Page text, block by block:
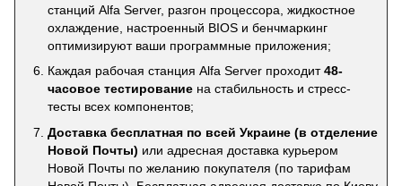
станций Alfa Server, разгон процессора, жидкостное
охлаждение, настроенный BIOS и бенчмаркинг
оптимизируют ваши программные приложения;
Каждая рабочая станция Alfa Server проходит48-
часовое тестирование на стабильность и стресс-
тесты всех компонентов;
Доставка бесплатная по всей Украине (в отделение
Новой Почты) или адресная доставка курьером
Новой Почты по желанию покупателя (по тарифам